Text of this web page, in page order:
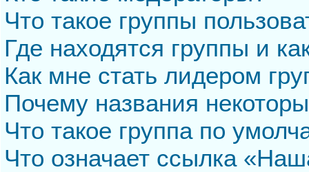
Что такое группы
Где находятся группы и
Как мне стать лидером
Почему названия
Что такое группа по
Что означает ссылка